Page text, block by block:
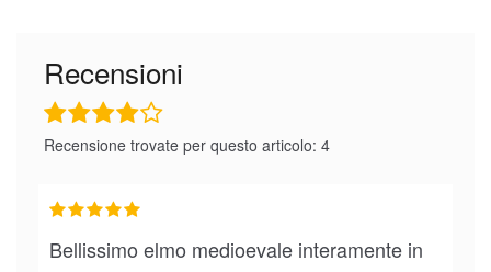
Recensioni
Recensione trovate per questo articolo: 4
Bellissimo elmo medioevale interamente in